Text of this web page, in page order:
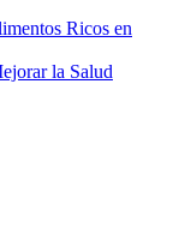
Ricos en
la Salud